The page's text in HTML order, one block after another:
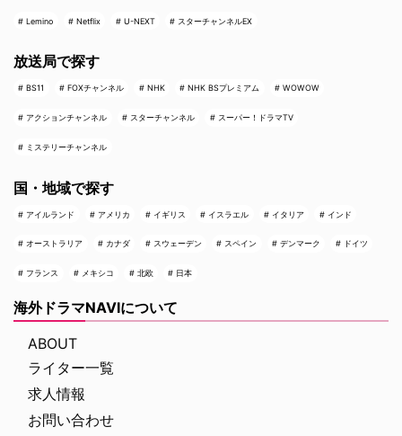
Lemino Netflix U-NEXT スターチャンネルEX
放送局で探す
BS11 FOXチャンネル NHK NHK BSプレミアム WOWOW
アクションチャンネル スターチャンネル スーパー！ドラマTV
ミステリーチャンネル
国・地域で探す
アイルランド アメリカ イギリス イスラエル イタリア インド
オーストラリア カナダ スウェーデン スペイン デンマーク ドイツ
フランス メキシコ 北欧 日本
海外ドラマNAVIについて
ABOUT
ライター一覧
求人情報
お問い合わせ